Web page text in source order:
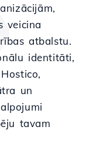
veicina
atbalstu.
identitāti,
un
tavam